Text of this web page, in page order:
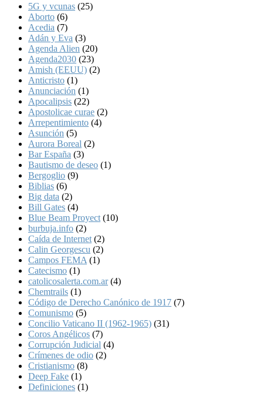
5G y vcunas (25)
Aborto (6)
Acedia (7)
Adán y Eva (3)
Agenda Alien (20)
Agenda2030 (23)
Amish (EEUU) (2)
Anticristo (1)
Anunciación (1)
Apocalipsis (22)
Apostolicae curae (2)
Arrepentimiento (4)
Asunción (5)
Aurora Boreal (2)
Bar España (3)
Bautismo de deseo (1)
Bergoglio (9)
Biblias (6)
Big data (2)
Bill Gates (4)
Blue Beam Proyect (10)
burbuja.info (2)
Caída de Internet (2)
Calin Georgescu (2)
Campos FEMA (1)
Catecismo (1)
catolicosalerta.com.ar(4)
Chemtrails (1)
Código de Derecho Canónico de 1917 (7)
Comunismo (5)
Concilio Vaticano II (1962-1965) (31)
Coros Angélicos (7)
Corrupción Judicial (4)
Crímenes de odio (2)
Cristianismo (8)
Deep Fake (1)
Definiciones (1)